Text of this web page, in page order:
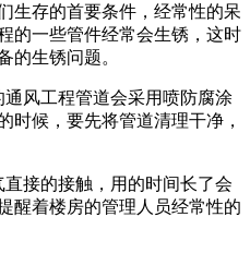
生存的首要条件，经常性的呆
的一些管件经常会生锈，这时
的生锈问题。
风工程管道会采用喷防腐涂
时候，要先将管道清理干净，
接的接触，用的时间长了会
醒着楼房的管理人员经常性的